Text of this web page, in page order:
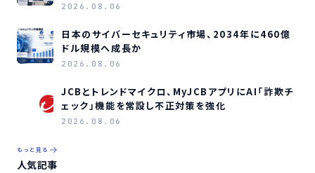
2026.08.06
日本のサイバーセキュリティ市場、2034年に460億
ドル規模へ成長か
2026.08.06
JCBとトレンドマイクロ、MyJCBアプリにAI「詐欺チ
ェック」機能を常設し不正対策を強化
2026.08.06
もっと見る
人気記事